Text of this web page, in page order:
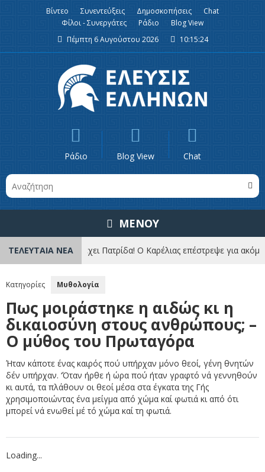
Βίντεο Συνεντεύξεις Δημοσκοπήσεις
Chat
Φίλοι - Συνεργάτες
Ράδιο
Blog View
Πέμπτη 6 Αυγούστου 2026
10:15:26
Ράδιο Blog View Chat
ΜΕΝΟΥ
ΤΕΛΕΥΤΑΙΑ ΝΕΑ
κεφάλαιο έχει Πατρίδα! Ο Καρέλιας επέστρεψε για ακόμη μια
Κατηγορίες Μυθολογία
Πως μοιράστηκε η αιδώς κι η
δικαιοσύνη στους ανθρώπους; –
Ο μύθος του Πρωταγόρα
Ήταν κάποτε ένας καιρός πού υπήρχαν μόνο θεοί, γένη θνητών
δέν υπήρχαν. ‘Όταν ήρθε ή ώρα πού ήταν γραφτό νά γεννηθούν
κι αυτά, τα πλάθουν οι θεοί μέσα στα έγκατα της Γής
χρησιμοποιώντας ένα μείγμα από χώμα καί φωτιά κι από ότι
μπορεί νά ενωθεί μέ τό χώμα καί τη φωτιά.
Loading...